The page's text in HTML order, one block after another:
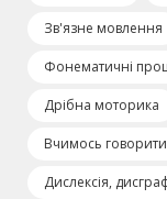
Зв'язне мовлення
Фонематичні
Дрібна моторика
Вчимось
Дислексія,